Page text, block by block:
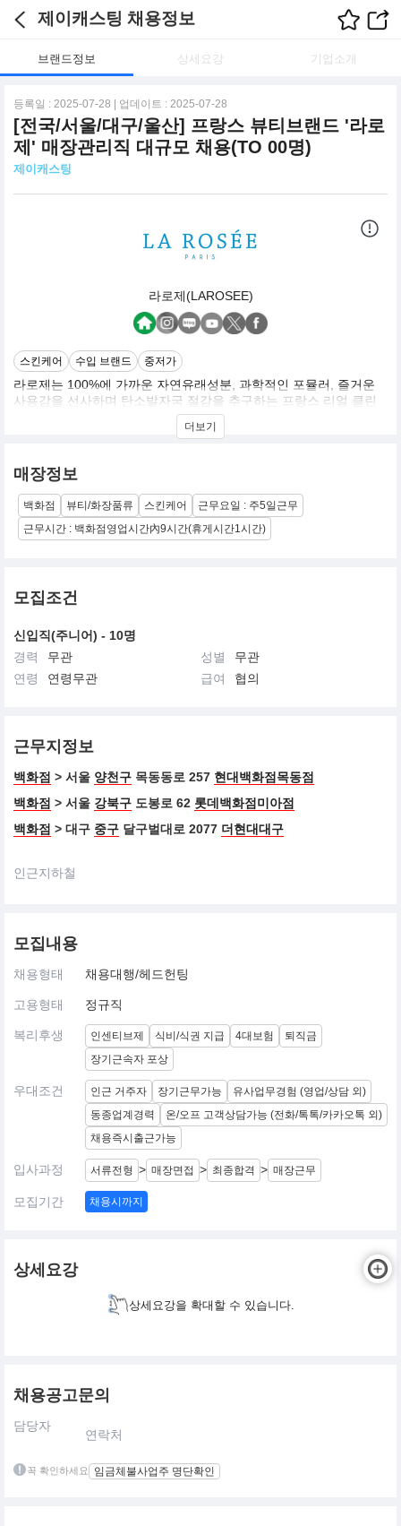
제이캐스팅 채용정보
브랜드정보 상세요강 기업소개
등록일 : 2025-07-28 | 업데이트 : 2025-07-28
[전국/서울/대구/울산] 프랑스 뷰티브랜드 '라로
제' 매장관리직 대규모 채용(TO 00명)
제이캐스팅
라로제(LAROSEE)
스킨케어 수입 브랜드 중저가
라로제는 100%에 가까운 자연유래성분, 과학적인 포뮬러, 즐거운
사용감을 선사하며 탄소발자국 절감을 추구하는 프랑스 리얼 클린
더보기
매장정보
백화점 뷰티/화장품류 스킨케어
근무요일 : 주5일근무
근무시간 : 백화점영업시간內9시간(휴게시간1시간)
모집조건
신입직(주니어) - 10명
경력
무관 성별
무관
연령
연령무관 급여 협의
근무지정보
백화점 > 서울 양천구 목동동로 257 현대백화점목동점
백화점 > 서울 강북구 도봉로 62 롯데백화점미아점
백화점 > 대구 중구 달구벌대로 2077 더현대대구
인근지하철
모집내용
채용형태 채용대행/헤드헌팅
고용형태 정규직
복리후생 인센티브제 식비/식권 지급 4대보험
퇴직금
장기근속자 포상
우대조건 인근 거주자 장기근무가능
유사업무경험 (영업/상담 외)
동종업계경력
온/오프 고객상담가능 (전화/톡톡/카카오톡 외)
채용즉시출근가능
입사과정 서류전형 > 매장면접 > 최종합격 > 매장근무
모집기간 채용시까지
상세요강
상세요강을 확대할 수 있습니다.
채용공고문의
담당자
연락처
꼭 확인하세요 임금체불사업주 명단확인